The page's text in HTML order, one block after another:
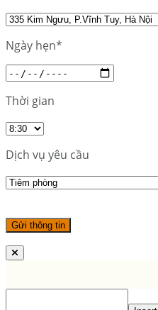
Ngày hẹn*
Thời gian
Dịch vụ yêu cầu